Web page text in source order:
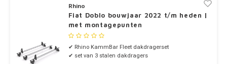
Rhino
Fiat Doblo bouwjaar 2022 t/m heden |
met montagepunten
✔ Rhino KammBar Fleet dakdragerset
✔ set van 3 stalen dakdragers